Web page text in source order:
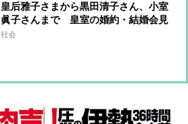
皇后雅子さまから黒田清子さん、小室
眞子さんまで 皇室の婚約・結婚会見
のファッションと秘話
社会